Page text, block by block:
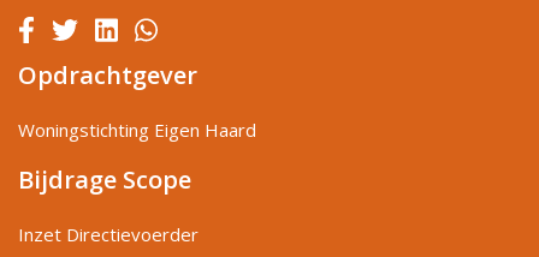
Opdrachtgever
Woningstichting Eigen Haard
Bijdrage Scope
Inzet Directievoerder